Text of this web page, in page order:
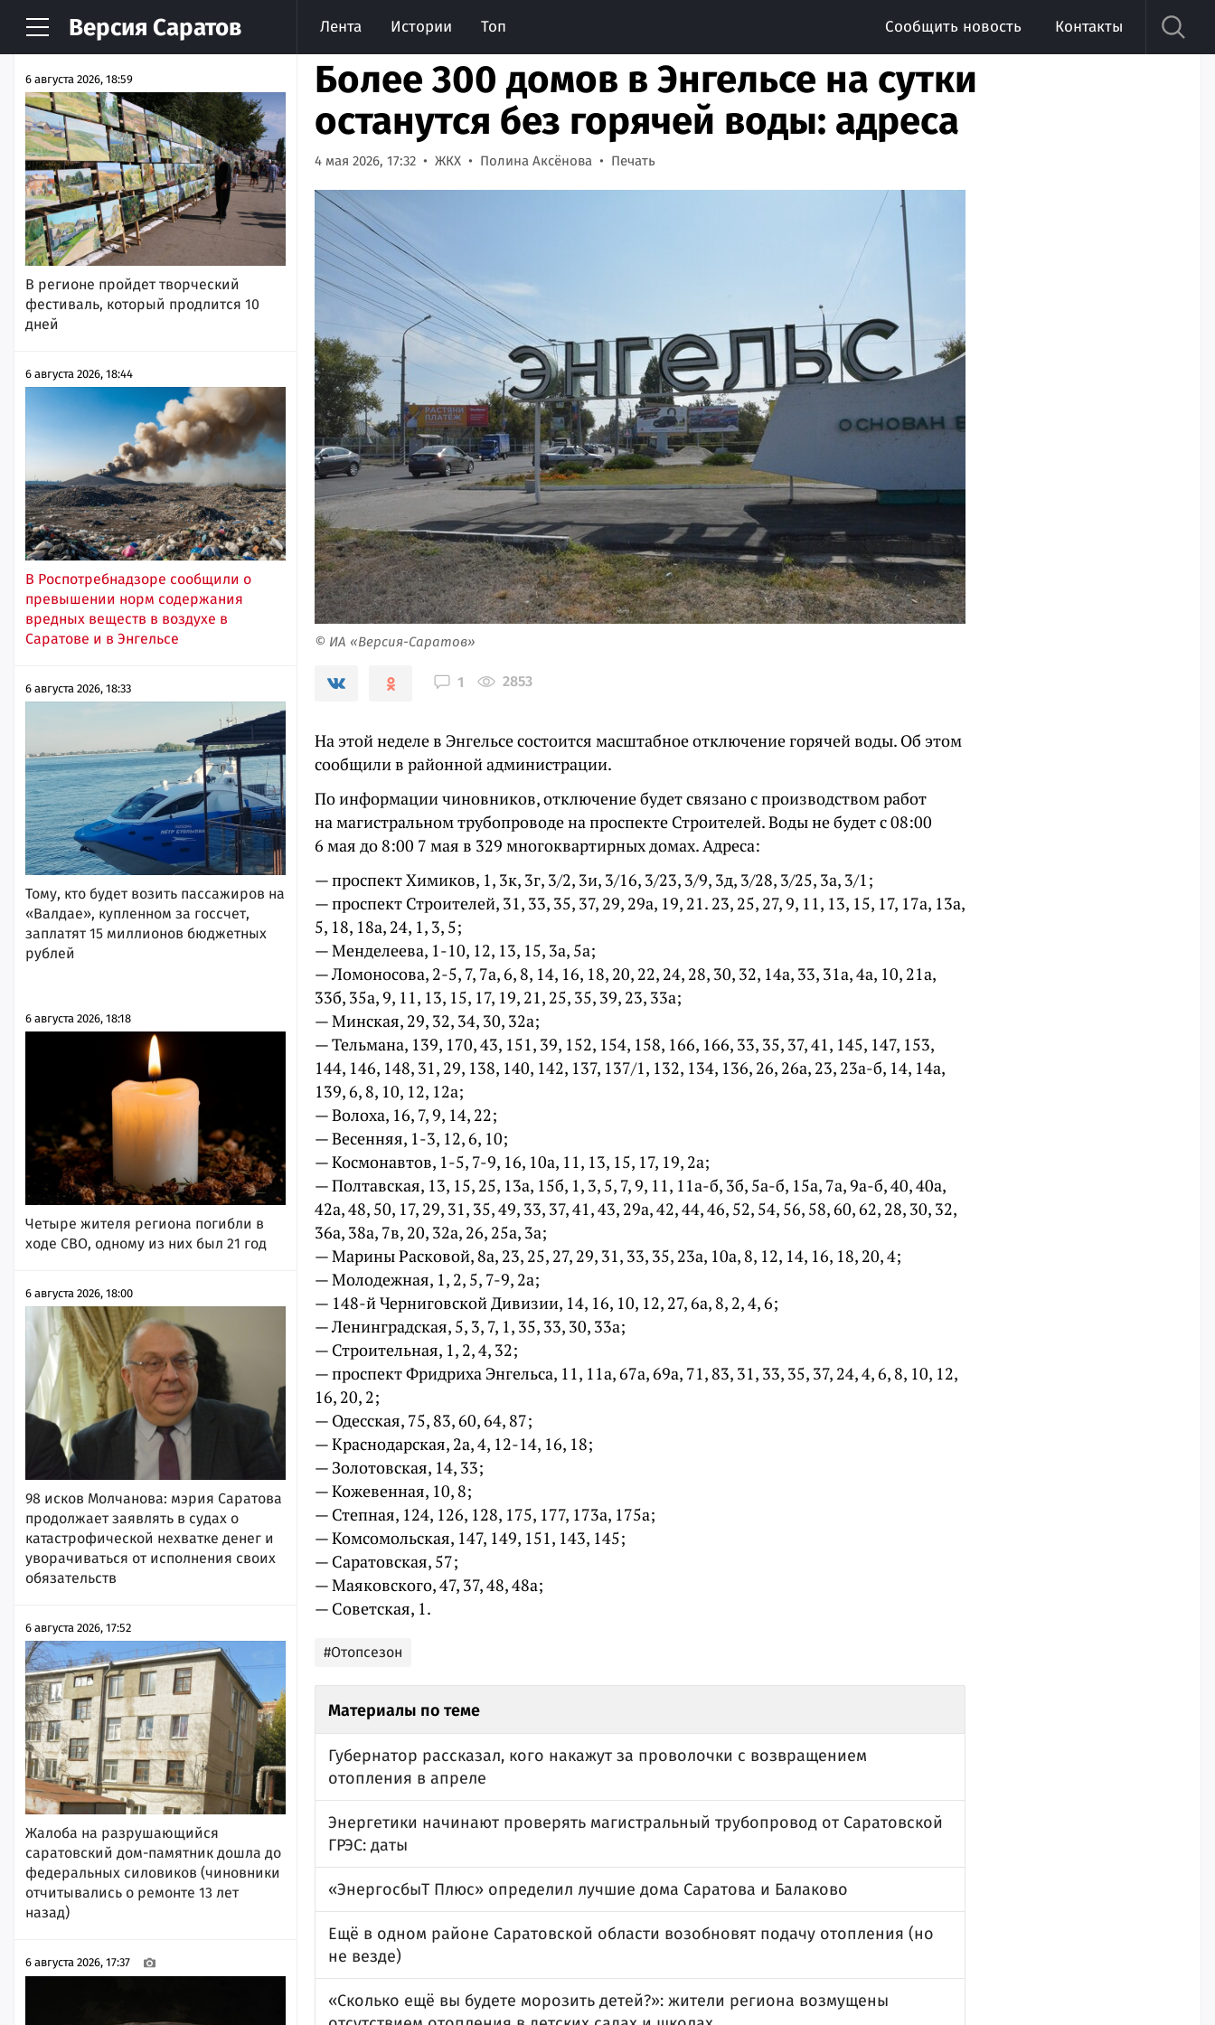
Версия Саратов Лента Истории Топ Сообщить новость Контакты
НОВОСТИ АРХИВ
6 августа 2026, 18:59
В регионе пройдет творческий
фестиваль, который продлится 10
дней
6 августа 2026, 18:44
В Роспотребнадзоре сообщили о
превышении норм содержания
вредных веществ в воздухе в
Саратове и в Энгельсе
6 августа 2026, 18:33
Тому, кто будет возить пассажиров на
«Валдае», купленном за госсчет,
заплатят 15 миллионов бюджетных
рублей
6 августа 2026, 18:18
Четыре жителя региона погибли в
ходе СВО, одному из них был 21 год
6 августа 2026, 18:00
98 исков Молчанова: мэрия Саратова
продолжает заявлять в судах о
катастрофической нехватке денег и
уворачиваться от исполнения своих
обязательств
6 августа 2026, 17:52
Жалоба на разрушающийся
саратовский дом-памятник дошла до
федеральных силовиков (чиновники
отчитывались о ремонте 13 лет
назад)
6 августа 2026, 17:37
Более 300 домов в Энгельсе на сутки
останутся без горячей воды: адреса
4 мая 2026, 17:32 ЖКХ Полина Аксёнова Печать
© ИА «Версия-Саратов»
1 2853
На этой неделе в Энгельсе состоится масштабное отключение горячей воды. Об этом
сообщили в районной администрации.
По информации чиновников, отключение будет связано с производством работ
на магистральном трубопроводе на проспекте Строителей. Воды не будет с 08:00
6 мая до 8:00 7 мая в 329 многоквартирных домах. Адреса:
— проспект Химиков, 1, 3к, 3г, 3/2, 3и, 3/16, 3/23, 3/9, 3д, 3/28, 3/25, 3а, 3/1;
— проспект Строителей, 31, 33, 35, 37, 29, 29а, 19, 21. 23, 25, 27, 9, 11, 13, 15, 17, 17а, 13а,
5, 18, 18а, 24, 1, 3, 5;
— Менделеева, 1-10, 12, 13, 15, 3а, 5а;
— Ломоносова, 2-5, 7, 7а, 6, 8, 14, 16, 18, 20, 22, 24, 28, 30, 32, 14а, 33, 31а, 4а, 10, 21а,
33б, 35а, 9, 11, 13, 15, 17, 19, 21, 25, 35, 39, 23, 33а;
— Минская, 29, 32, 34, 30, 32а;
— Тельмана, 139, 170, 43, 151, 39, 152, 154, 158, 166, 166, 33, 35, 37, 41, 145, 147, 153,
144, 146, 148, 31, 29, 138, 140, 142, 137, 137/1, 132, 134, 136, 26, 26а, 23, 23а-б, 14, 14а,
139, 6, 8, 10, 12, 12а;
— Волоха, 16, 7, 9, 14, 22;
— Весенняя, 1-3, 12, 6, 10;
— Космонавтов, 1-5, 7-9, 16, 10а, 11, 13, 15, 17, 19, 2а;
— Полтавская, 13, 15, 25, 13а, 15б, 1, 3, 5, 7, 9, 11, 11а-б, 3б, 5а-б, 15а, 7а, 9а-б, 40, 40а,
42а, 48, 50, 17, 29, 31, 35, 49, 33, 37, 41, 43, 29а, 42, 44, 46, 52, 54, 56, 58, 60, 62, 28, 30, 32,
36а, 38а, 7в, 20, 32а, 26, 25а, 3а;
— Марины Расковой, 8а, 23, 25, 27, 29, 31, 33, 35, 23а, 10а, 8, 12, 14, 16, 18, 20, 4;
— Молодежная, 1, 2, 5, 7-9, 2а;
— 148-й Черниговской Дивизии, 14, 16, 10, 12, 27, 6а, 8, 2, 4, 6;
— Ленинградская, 5, 3, 7, 1, 35, 33, 30, 33а;
— Строительная, 1, 2, 4, 32;
— проспект Фридриха Энгельса, 11, 11а, 67а, 69а, 71, 83, 31, 33, 35, 37, 24, 4, 6, 8, 10, 12,
16, 20, 2;
— Одесская, 75, 83, 60, 64, 87;
— Краснодарская, 2а, 4, 12-14, 16, 18;
— Золотовская, 14, 33;
— Кожевенная, 10, 8;
— Степная, 124, 126, 128, 175, 177, 173а, 175а;
— Комсомольская, 147, 149, 151, 143, 145;
— Саратовская, 57;
— Маяковского, 47, 37, 48, 48а;
— Советская, 1.
#Отопсезон
Материалы по теме
Губернатор рассказал, кого накажут за проволочки с возвращением
отопления в апреле
Энергетики начинают проверять магистральный трубопровод от Саратовской
ГРЭС: даты
«ЭнергосбыТ Плюс» определил лучшие дома Саратова и Балаково
Ещё в одном районе Саратовской области возобновят подачу отопления (но
не везде)
«Сколько ещё вы будете морозить детей?»: жители региона возмущены